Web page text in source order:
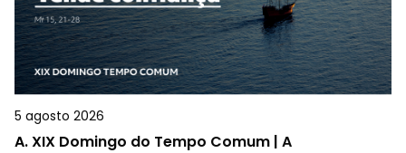
5 agosto 2026
A.XIX Domingo do Tempo Comum | A